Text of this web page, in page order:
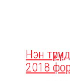
Нэн
2018